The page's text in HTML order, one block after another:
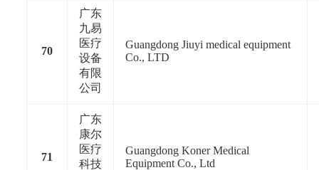
70
广东
九易
医疗
设备
有限
公司
Guangdong Jiuyi medical equipment
Co., LTD
71
广东
康尔
医疗
科技
Guangdong Koner Medical
Equipment Co., Ltd